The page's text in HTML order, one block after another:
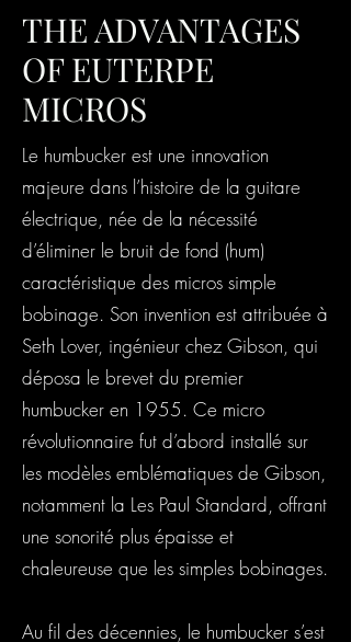
THE ADVANTAGES
OF EUTERPE
MICROS
Le humbucker est une innovation
majeure dans l’histoire de la guitare
électrique, née de la nécessité
d’éliminer le bruit de fond (hum)
caractéristique des micros simple
bobinage. Son invention est attribuée à
Seth Lover, ingénieur chez Gibson, qui
déposa le brevet du premier
humbucker en 1955. Ce micro
révolutionnaire fut d’abord installé sur
les modèles emblématiques de Gibson,
notamment la Les Paul Standard, offrant
une sonorité plus épaisse et
chaleureuse que les simples bobinages.
Au fil des décennies, le humbucker s’est